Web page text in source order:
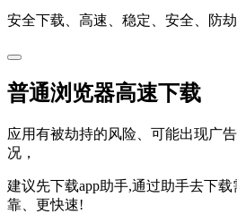
安全下载、高速、稳定、安全、防
普通浏览器高速下载
应用有被劫持的风险、可能出现广
况，
建议先下载app助手,通过助手去下
靠、更快速!